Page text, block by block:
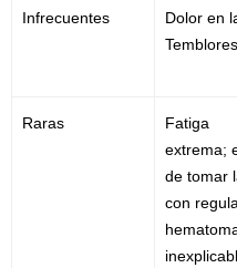
Infrecuentes
Dolor en
Temblores.
Raras
Fatiga
extrema;
de tomar
con